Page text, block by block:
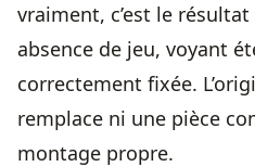
vraiment, c’est le
absence de jeu, voyant
correctement fixée.
remplace ni une pièce
montage propre.